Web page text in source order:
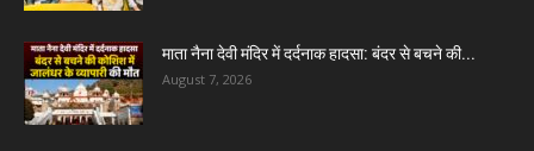
माता नैना देवी मंदिर में दर्दनाक हादसा: बंदर से बचने की...
August 7, 2026